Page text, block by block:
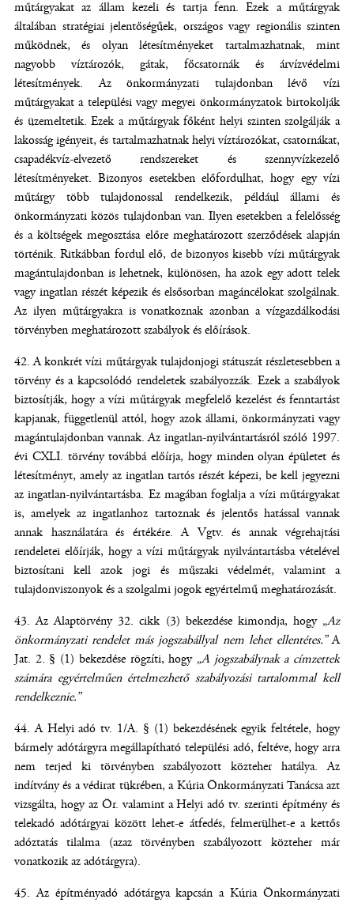
műtárgyakat az állam kezeli és tartja fenn. Ezek a műtárgyak
általában stratégiai jelentőségűek, országos vagy regionális szinten
működnek, és olyan létesítményeket tartalmazhatnak, mint
nagyobb víztározók, gátak, főcsatornák és árvízvédelmi
létesítmények. Az önkormányzati tulajdonban lévő vízi
műtárgyakat a települési vagy megyei önkormányzatok birtokolják
és üzemeltetik. Ezek a műtárgyak főként helyi szinten szolgálják a
lakosság igényeit, és tartalmazhatnak helyi víztározókat, csatornákat,
csapadékvíz-elvezető rendszereket és szennyvízkezelő
létesítményeket. Bizonyos esetekben előfordulhat, hogy egy vízi
műtárgy több tulajdonossal rendelkezik, például állami és
önkormányzati közös tulajdonban van. Ilyen esetekben a felelősség
és a költségek megosztása előre meghatározott szerződések alapján
történik. Ritkábban fordul elő, de bizonyos kisebb vízi műtárgyak
magántulajdonban is lehetnek, különösen, ha azok egy adott telek
vagy ingatlan részét képezik és elsősorban magáncélokat szolgálnak.
Az ilyen műtárgyakra is vonatkoznak azonban a vízgazdálkodási
törvényben meghatározott szabályok és előírások.
A konkrét vízi műtárgyak tulajdonjogi státuszát részletesebben a
törvény és a kapcsolódó rendeletek szabályozzák. Ezek a szabályok
biztosítják, hogy a vízi műtárgyak megfelelő kezelést és fenntartást
kapjanak, függetlenül attól, hogy azok állami, önkormányzati vagy
magántulajdonban vannak. Az ingatlan-nyilvántartásról szóló 1997.
évi CXLI. törvény továbbá előírja, hogy minden olyan épületet és
létesítményt, amely az ingatlan tartós részét képezi, be kell jegyezni
az ingatlan-nyilvántartásba. Ez magában foglalja a vízi műtárgyakat
is, amelyek az ingatlanhoz tartoznak és jelentős hatással vannak
annak használatára és értékére. A Vgtv. és annak végrehajtási
rendeletei előírják, hogy a vízi műtárgyak nyilvántartásba vételével
biztosítani kell azok jogi és műszaki védelmét, valamint a
tulajdonviszonyok és a szolgalmi jogok egyértelmű meghatározását.
Az Alaptörvény 32. cikk (3) bekezdése kimondja, hogy „Az
önkormányzati rendelet más jogszabállyal nem lehet ellentétes.”A
Jat. 2. § (1) bekezdése rögzíti, hogy „A jogszabálynak a címzettek
számára egyértelműen értelmezhető szabályozási tartalommal kell
rendelkeznie.”
A Helyi adó tv. 1/A. § (1) bekezdésének egyik feltétele, hogy
bármely adótárgyra megállapítható települési adó, feltéve, hogy arra
nem terjed ki törvényben szabályozott közteher hatálya. Az
indítvány és a védirat tükrében, a Kúria Önkormányzati Tanácsa azt
vizsgálta, hogy az Ör. valamint a Helyi adó tv. szerinti építmény és
telekadó adótárgyai között lehet-e átfedés, felmerülhet-e a kettős
adóztatás tilalma (azaz törvényben szabályozott közteher már
vonatkozik az adótárgyra).
Az építményadó adótárgya kapcsán a Kúria Önkormányzati